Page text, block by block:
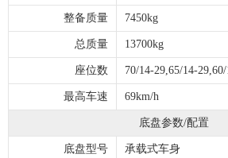
整备质量 7450kg
总质量 13700kg
座位数 70/14-29,65/14-
最高车速 69km/h
底盘参数/配置
底盘型号 承载式车身